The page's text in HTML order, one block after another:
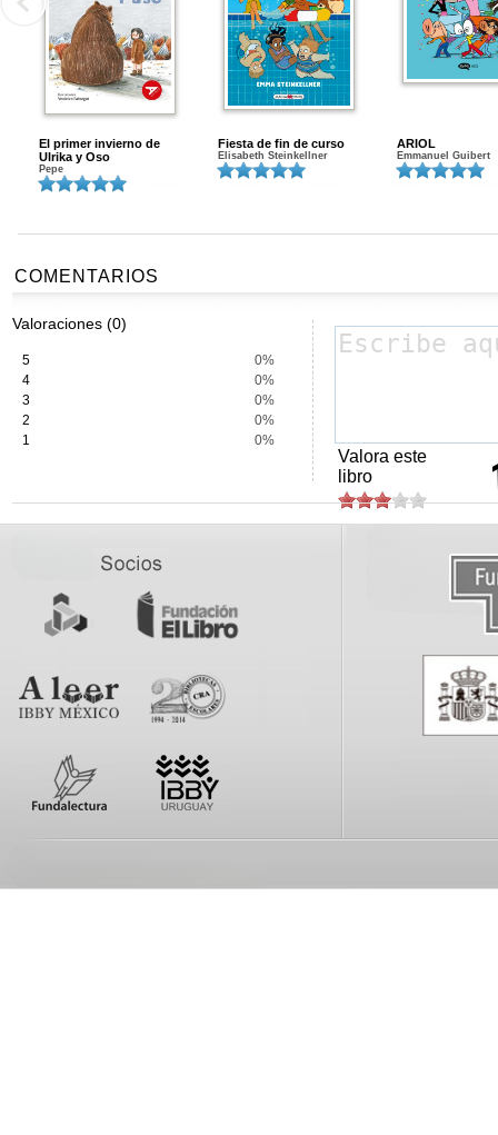
El primer invierno de
Ulrika y Oso
Pepe
Fiesta de fin de curso
Elisabeth Steinkellner
ARIOL
Emmanuel Guibert
COMENTARIOS
Valoraciones (0)
5
0%
4
0%
3
0%
2
0%
1
0%
Valora este
libro